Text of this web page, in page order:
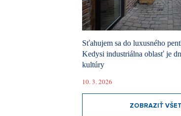
Sťahujem sa do luxusného
Kedysi industriálna oblasť je
kultúry
10. 3. 2026
ZOBRAZIŤ